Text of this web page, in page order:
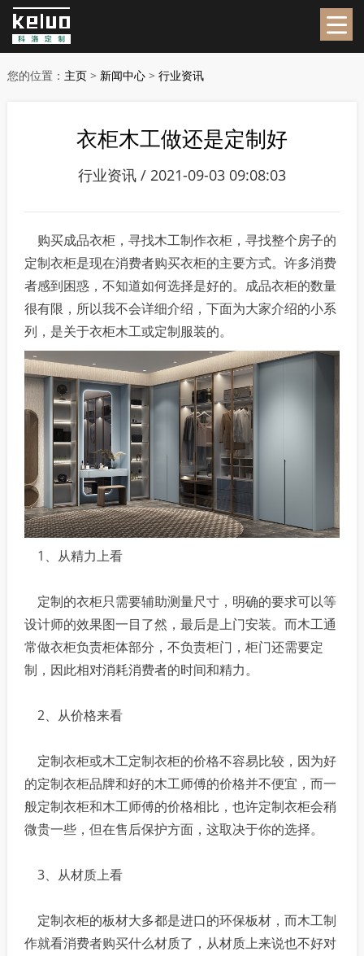
您的位置： 主页> 新闻中心> 行业资讯
衣柜木工做还是定制好
行业资讯 / 2021-09-03 09:08:03
购买成品衣柜，寻找木工制作衣柜，寻找整个房子的
定制衣柜是现在消费者购买衣柜的主要方式。许多消费
者感到困惑，不知道如何选择是好的。成品衣柜的数量
很有限，所以我不会详细介绍，下面为大家介绍的小系
列，是关于衣柜木工或定制服装的。
1、从精力上看
定制的衣柜只需要辅助测量尺寸，明确的要求可以等
设计师的效果图一目了然，最后是上门安装。而木工通
常做衣柜负责柜体部分，不负责柜门，柜门还需要定
制，因此相对消耗消费者的时间和精力。
2、从价格来看
定制衣柜或木工定制衣柜的价格不容易比较，因为好
的定制衣柜品牌和好的木工师傅的价格并不便宜，而一
般定制衣柜和木工师傅的价格相比，也许定制衣柜会稍
微贵一些，但在售后保护方面，这取决于你的选择。
3、从材质上看
定制衣柜的板材大多都是进口的环保板材，而木工制
作就看消费者购买什么材质了，从材质上来说也不好对